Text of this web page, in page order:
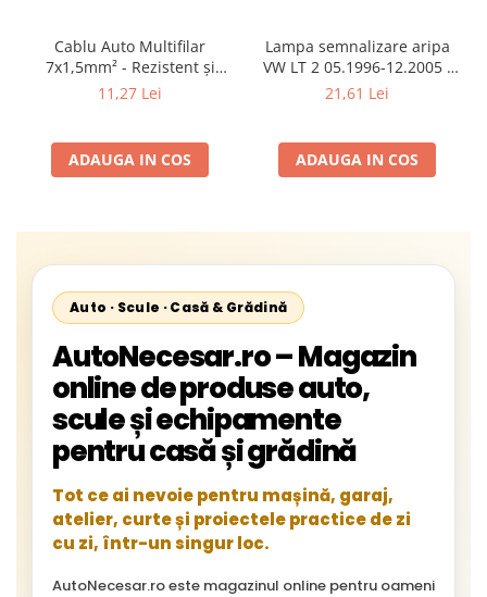
Cablu Auto Multifilar
7x1,5mm² - Rezistent și
Flexibil pentru Remorci 12V-
11,27 Lei
ADAUGA IN COS
Lampa semnalizare aripa
VW LT 2 05.1996-12.2005 ;
Mercedes Sprinter 1995-
Neoplan Euroliner,
Starliner,Centroliner,
21,61 Lei
ADAUGA IN COS
Auto · Scule · Casă & Grădină
AutoNecesar.ro – Magazin
online de produse auto,
scule și echipamente
pentru casă și grădină
Tot ce ai nevoie pentru mașină, garaj,
atelier, curte și proiectele practice de zi
cu zi, într-un singur loc.
AutoNecesar.ro este magazinul online pentru oameni